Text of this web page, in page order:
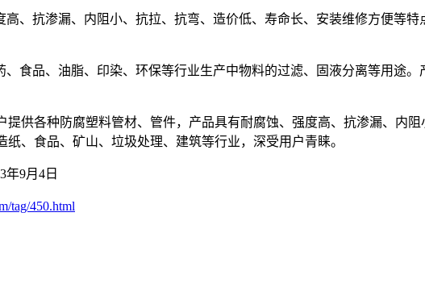
高、抗渗漏、内阻小、抗拉、抗弯、造价低、寿命长、安装维修方便等
、食品、油脂、印染、环保等行业生产中物料的过滤、固液分离等用途
提供各种防腐塑料管材、管件，产品具有耐腐蚀、强度高、抗渗漏、内
、食品、矿山、垃圾处理、建筑等行业，深受用户青睐。
年9月4日
tag/450.html